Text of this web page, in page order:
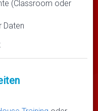
(Classroom oder
Daten